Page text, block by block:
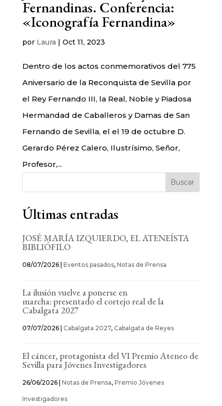
Fernandinas. Conferencia:
«Iconografía Fernandina»
por Laura Oct 11, 2023
Dentro de los actos conmemorativos del 775
Aniversario de la Reconquista de Sevilla por
el Rey Fernando III, la Real, Noble y Piadosa
Hermandad de Caballeros y Damas de San
Fernando de Sevilla, el el 19 de octubre D.
Gerardo Pérez Calero, Ilustrísimo, Señor,
Profesor,...
Buscar
Últimas entradas
JOSÉ MARÍA IZQUIERDO, EL ATENEÍSTA
BIBLIÓFILO
08/07/2026| Eventos pasados, Notas de Prensa
La ilusión vuelve a ponerse en
marcha: presentado el cortejo real de la
Cabalgata 2027
07/07/2026| Cabalgata 2027, Cabalgata de Reyes
El cáncer, protagonista del VI Premio Ateneo de
Sevilla para Jóvenes Investigadores
26/06/2026| Notas de Prensa, Premio Jóvenes
Investigadores